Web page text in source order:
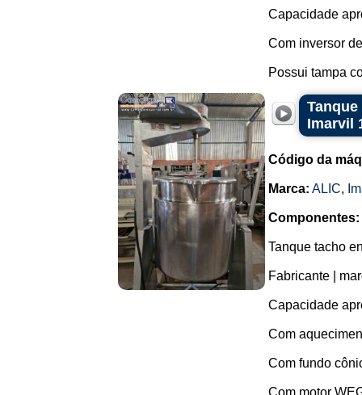
Capacidade
Com inversor
Possui tampa
Imarvil
Código da
Marca: ALIC,
Componentes:
Tanque tacho
Fabricante |
Capacidade
Com
Com fundo
Com motor